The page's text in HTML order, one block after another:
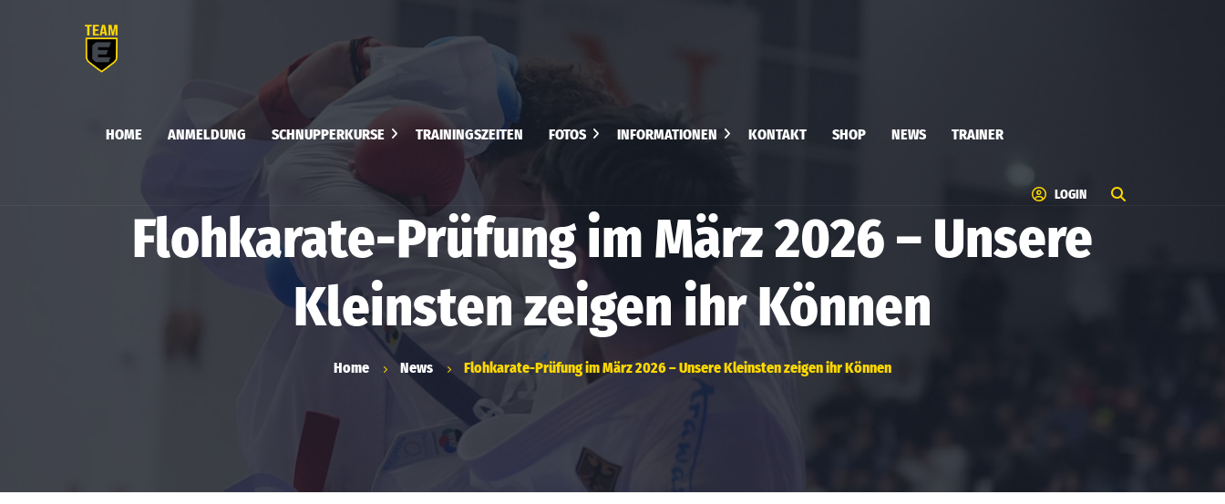
HOME ANMELDUNG
SCHNUPPERKURSE
Erwachsenen Kurs
Selbstverteidigung &
Selbstbehauptung für
TRAININGSZEITEN
FOTOS
Startercup 2026
Landesmeisterschaft
Hameln 2026 Masterklasse
Chikara Cup 2026
Arawaza Cup 2026
INFORMATIONEN
Beitragsordnung
KONTAKT SHOP NEWS TRAINER
LOGIN
Flohkarate-Prüfung im März 2026 – Unsere
Kleinsten zeigen ihr Können
Home News Flohkarate-Prüfung im März 2026 – Unsere Kleinsten zeigen ihr Können